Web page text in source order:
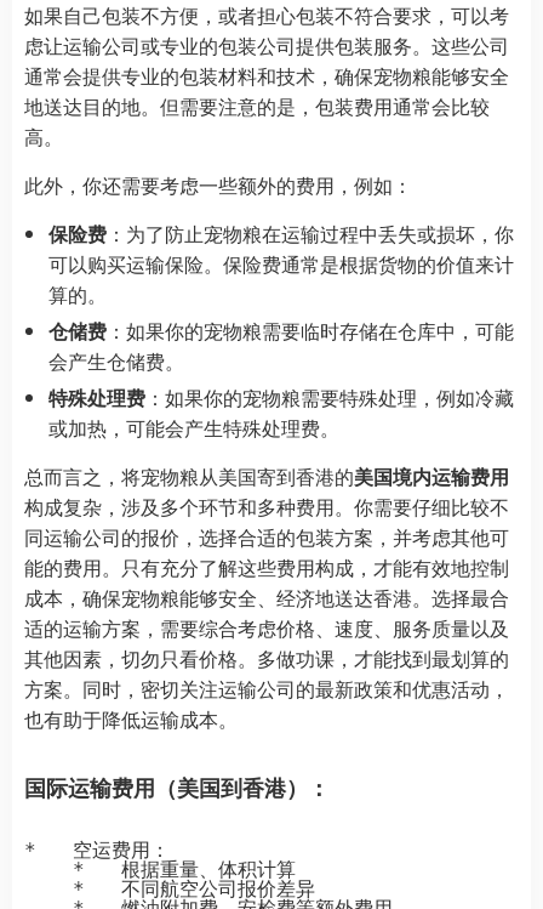
如果自己包装不方便，或者担心包装不符合要求，可以考
虑让运输公司或专业的包装公司提供包装服务。这些公司
通常会提供专业的包装材料和技术，确保宠物粮能够安全
地送达目的地。但需要注意的是，包装费用通常会比较
高。
此外，你还需要考虑一些额外的费用，例如：
保险费 ：为了防止宠物粮在运输过程中丢失或损坏，你
可以购买运输保险。保险费通常是根据货物的价值来计
算的。
仓储费 ：如果你的宠物粮需要临时存储在仓库中，可能
会产生仓储费。
特殊处理费 ：如果你的宠物粮需要特殊处理，例如冷藏
或加热，可能会产生特殊处理费。
总而言之，将宠物粮从美国寄到香港的美国境内运输费用
构成复杂，涉及多个环节和多种费用。你需要仔细比较不
同运输公司的报价，选择合适的包装方案，并考虑其他可
能的费用。只有充分了解这些费用构成，才能有效地控制
成本，确保宠物粮能够安全、经济地送达香港。选择最合
适的运输方案，需要综合考虑价格、速度、服务质量以及
其他因素，切勿只看价格。多做功课，才能找到最划算的
方案。同时，密切关注运输公司的最新政策和优惠活动，
也有助于降低运输成本。
国际运输费用（美国到香港）：
*   空运费用：
    *   根据重量、体积计算
    *   不同航空公司报价差异